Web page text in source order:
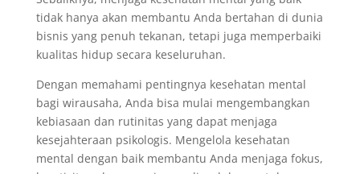
tidak hanya akan membantu Anda bertahan di dunia
bisnis yang penuh tekanan, tetapi juga memperbaiki
kualitas hidup secara keseluruhan.
Dengan memahami pentingnya kesehatan mental
bagi wirausaha, Anda bisa mulai mengembangkan
kebiasaan dan rutinitas yang dapat menjaga
kesejahteraan psikologis. Mengelola kesehatan
mental dengan baik membantu Anda menjaga fokus,